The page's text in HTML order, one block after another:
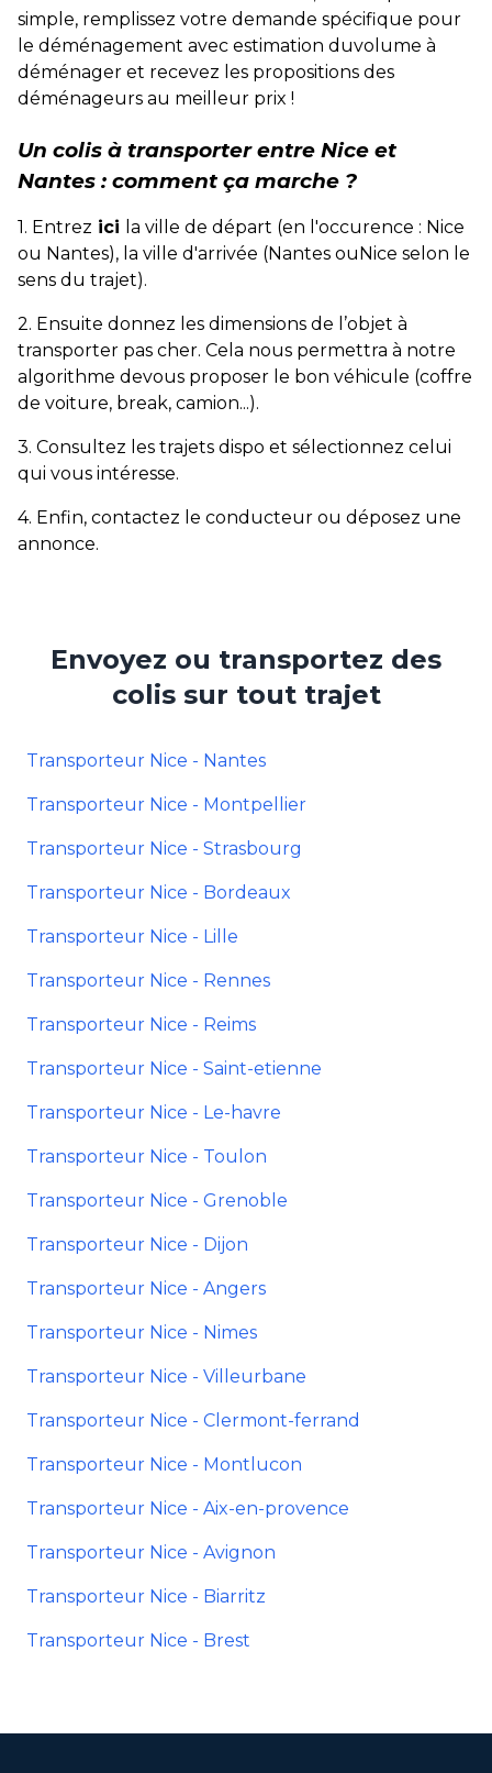
simple, remplissez votre demande spécifique pour
le déménagement avec estimation duvolume à
déménager et recevez les propositions des
déménageurs au meilleur prix !
Un colis à transporter entre Nice et
Nantes : comment ça marche ?
1. Entrez ici la ville de départ (en l'occurence : Nice
ou Nantes), la ville d'arrivée (Nantes ouNice selon le
sens du trajet).
2. Ensuite donnez les dimensions de l’objet à
transporter pas cher. Cela nous permettra à notre
algorithme devous proposer le bon véhicule (coffre
de voiture, break, camion...).
3. Consultez les trajets dispo et sélectionnez celui
qui vous intéresse.
4. Enfin, contactez le conducteur ou déposez une
annonce.
Envoyez ou transportez des
colis sur tout trajet
Transporteur Nice - Nantes
Transporteur Nice - Montpellier
Transporteur Nice - Strasbourg
Transporteur Nice - Bordeaux
Transporteur Nice - Lille
Transporteur Nice - Rennes
Transporteur Nice - Reims
Transporteur Nice - Saint-etienne
Transporteur Nice - Le-havre
Transporteur Nice - Toulon
Transporteur Nice - Grenoble
Transporteur Nice - Dijon
Transporteur Nice - Angers
Transporteur Nice - Nimes
Transporteur Nice - Villeurbane
Transporteur Nice - Clermont-ferrand
Transporteur Nice - Montlucon
Transporteur Nice - Aix-en-provence
Transporteur Nice - Avignon
Transporteur Nice - Biarritz
Transporteur Nice - Brest